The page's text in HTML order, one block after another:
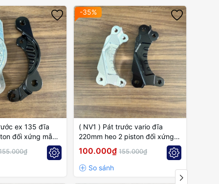
ex 135 đĩa
đối xứng mẫu
-35%
( NV1 ) Pát trước vario đĩa
220mm heo 2 piston đối xứng
mẫu cánh gió
100.000₫ 155.000₫